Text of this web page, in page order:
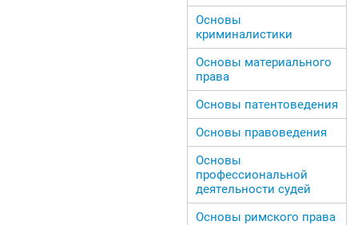
Основы
криминалистики
Основы материального
права
Основы патентоведения
Основы правоведения
Основы
профессиональной
деятельности судей
Основы римского права